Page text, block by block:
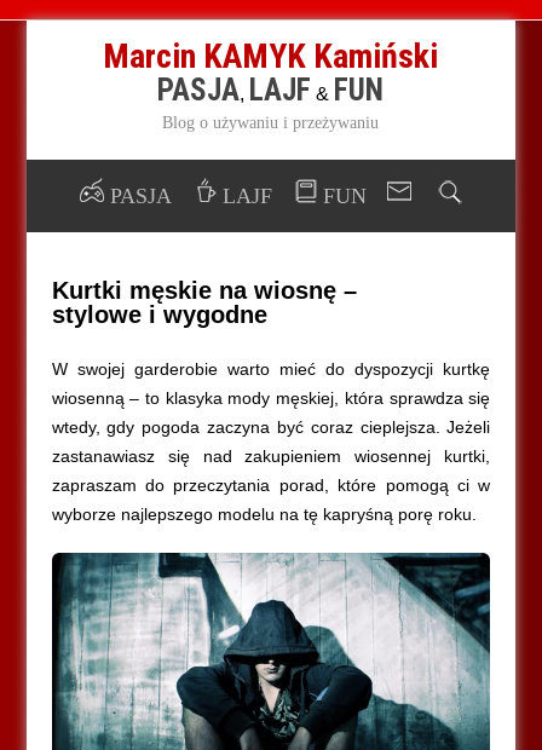
Marcin KAMYK Kamiński
PASJA, LAJF & FUN
Blog o używaniu i przeżywaniu
PASJA LAJF FUN
Kurtki męskie na wiosnę –
stylowe i wygodne
W swojej garderobie warto mieć do dyspozycji kurtkę
wiosenną – to klasyka mody męskiej, która sprawdza się
wtedy, gdy pogoda zaczyna być coraz cieplejsza. Jeżeli
zastanawiasz się nad zakupieniem wiosennej kurtki,
zapraszam do przeczytania porad, które pomogą ci w
wyborze najlepszego modelu na tę kapryśną porę roku.